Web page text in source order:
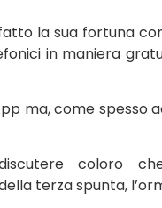
la sua fortuna
in maniera
ma, come spesso
coloro che
terza spunta,